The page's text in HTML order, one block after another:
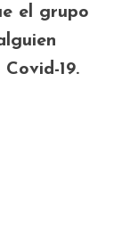
el grupo
19.